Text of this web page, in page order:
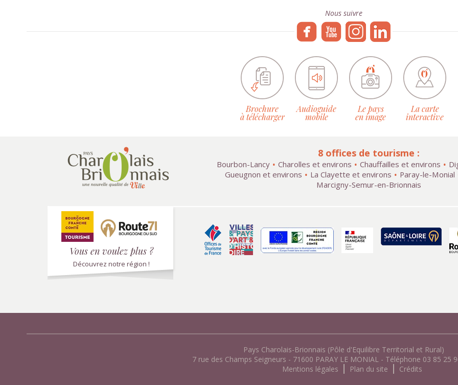
Nous suivre
Brochure
à télécharger
Audioguide
mobile
Le pays
en image
La carte
interactive
8 offices de tourisme :
Bourbon-Lancy Charolles et environs Chauffailles et environs
Gueugnon et environs
La Clayette et environs Paray-le-Monial
Marcigny-Semur-en-Brionnais
Vous en voulez plus ?
Découvrez notre région !
Pays Charolais-Brionnais (Pôle d'Equilibre Territorial et Rural)
7 rue des Champs Seigneurs - 71600 PARAY LE MONIAL - Téléphone 03 85 25
Mentions légales
Plan du site Crédits